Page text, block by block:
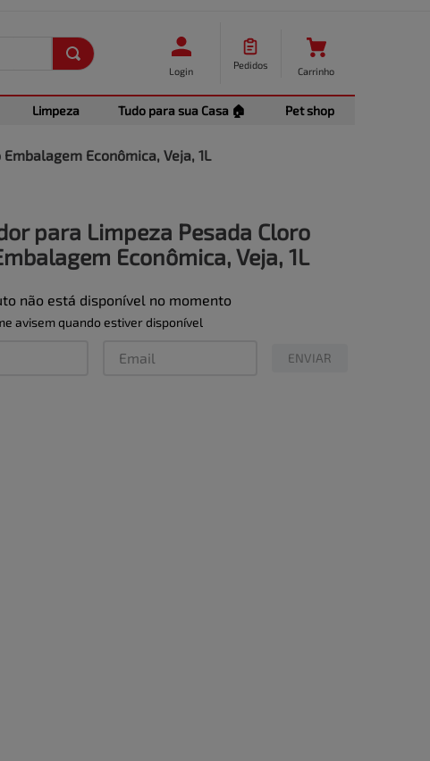
Login
Pedidos
Carrinho
Limpeza Tudo para sua Casa 🏠 Pet shop
Econômica, Veja, 1L
para Limpeza Pesada Cloro
Econômica, Veja, 1L
não está disponível no momento
avisem quando estiver disponível
ENVIAR